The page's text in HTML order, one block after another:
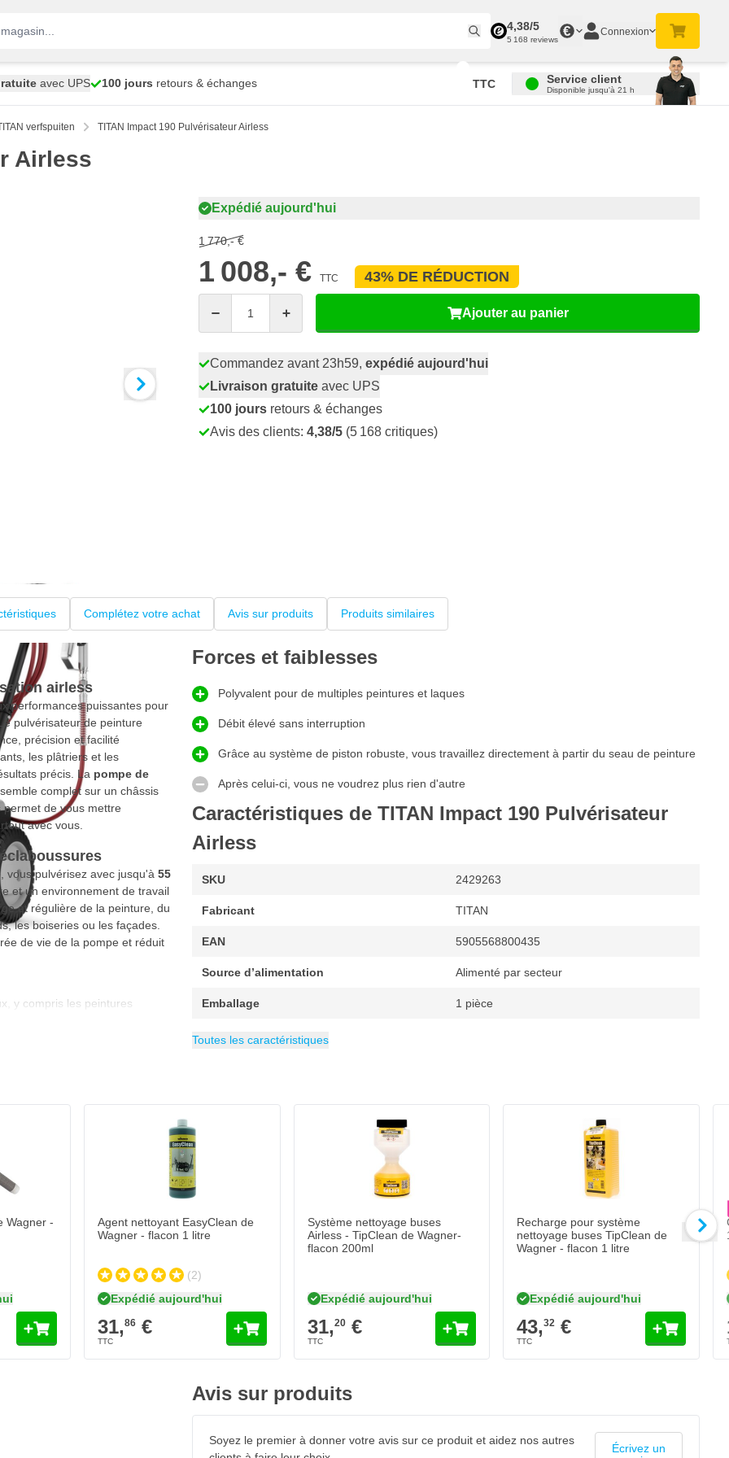
4,38/5
5 168 reviews
€ Connexion
avec UPS 100 jours retours & échanges TTC Service client
Disponible jusqu'à 21 h
verfspuiten TITAN Impact 190 Pulvérisateur Airless
Airless
Expédié aujourd'hui
1 770,- €
1 008,- € TTC 43% DE RÉDUCTION
Ajouter au panier
Commandez avant 23h59, expédié aujourd'hui
Livraison gratuite avec UPS
100 jours retours & échanges
Avis des clients: 4,38/5 (5 168 critiques)
Complétez votre achat Avis sur produits Produits similaires
airless
performances puissantes pour
pulvérisateur de peinture
précision et facilité
les plâtriers et les
précis. La pompe de
complet sur un châssis
de vous mettre
avec vous.
, vous pulvérisez avec jusqu'à 55
et un environnement de travail
et régulière de la peinture, du
les boiseries ou les façades.
de vie de la pompe et réduit
y compris les peintures
directe des godets, vous
dans une maison ou sur un
Le tuyau haute
ce qui facilite
professionnels
charge des buses de
régulière du matériau
intensive. Grâce à la
professionnelle quotidienne.
de haute qualité pour que
pas besoin d'acheter des
Forces et faiblesses
Polyvalent pour de multiples peintures et laques
Débit élevé sans interruption
Grâce au système de piston robuste, vous travaillez directement à partir du seau de peinture
Après celui-ci, vous ne voudrez plus rien d'autre
Caractéristiques de TITAN Impact 190 Pulvérisateur
Airless
SKU 2429263
Fabricant TITAN
EAN 5905568800435
Source d’alimentation Alimenté par secteur
Emballage 1 pièce
Type de pistolet de peinture
Exécution HEA
Catégorie Pompes et pistolets Airless
Toutes les caractéristiques
Wagner -
Agent nettoyant EasyClean de
Wagner - flacon 1 litre
(2)
Expédié aujourd'hui
31,86 €
Système nettoyage buses
Airless - TipClean de Wagner-
flacon 200ml
Expédié aujourd'hui
31,20€
Recharge pour système
nettoyage buses TipClean de
Wagner - flacon 1 litre
Expédié aujourd'hui
43,32 €
Avis sur produits
Soyez le premier à donner votre avis sur ce produit et aidez nos autres
Écrivez un